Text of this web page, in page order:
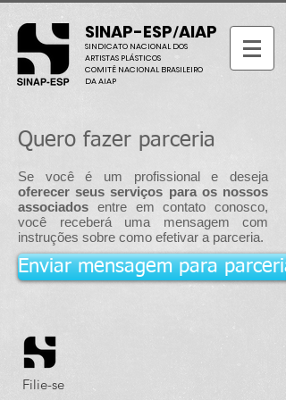
SINAP-ESP/AIAP
SINDICATO NACIONAL DOS
ARTISTAS PLÁSTICOS
COMITÊ NACIONAL BRASILEIRO
DA AIAP
Quero fazer parceria
Se você é um profissional e deseja
oferecer seus serviços para os nossos
associados entre em contato conosco,
você receberá uma mensagem com
instruções sobre como efetivar a parceria.
Enviar mensagem para
Filie-se